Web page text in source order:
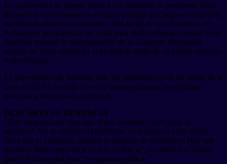
En conferencia de prensa, junto a sus ministros, la presidenta Dina
Boluarte descartó renunciar al cargo y exigió al Congreso aprobar el
adelanto de elecciones generales, esto luego de que el viernes, el
Parlamento no alcanzara los votos para dicha reforma constitucional.
También anunció la recomposición de su Gabinete Ministerial,
aunque no quiso responder si incluirá la salida de su primer ministro,
Pedro Angulo.
La presentación de Boluarte ante los periodistas se da en medio de la
crisis política y las más de veinte muertes durante las violentas
protestas y bloqueos de carreteras.
DESCARTA SU RENUNCIA
“Hay un grupo que dice que ‘Dina renuncie’, pero ¿qué se
resuelve?. No se resuelve el problema. Acá vamos a estar firmes
hasta que el Congreso apruebe el adelanto de elecciones. Hay que
pararnos firmes para decir no a la violencia”, exclamó tras señalar
que el Perú no está para “venganzas políticas”.